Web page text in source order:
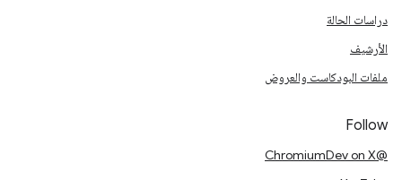
دراسات الحالة
الأرشيف
ملفات البودكاست والعروض
Follow
@ChromiumDev on X